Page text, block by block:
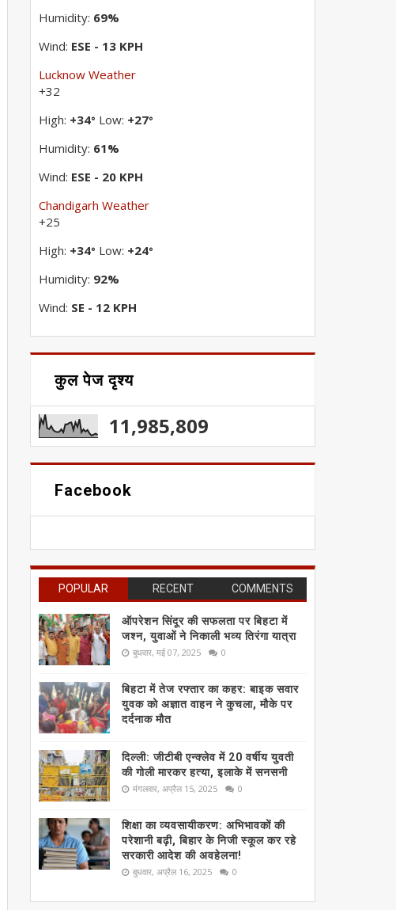
Humidity: 69%
Wind: ESE - 13 KPH
Lucknow Weather
+32
High: +34° Low: +27°
Humidity: 61%
Wind: ESE - 20 KPH
Chandigarh Weather
+25
High: +34° Low: +24°
Humidity: 92%
Wind: SE - 12 KPH
कुल पेज दृश्य
11,985,809
Facebook
POPULAR RECENT COMMENTS
ऑपरेशन सिंदूर की सफलता पर बिहटा में
जश्न, युवाओं ने निकाली भव्य तिरंगा यात्रा
बुधवार, मई 07, 2025 0
बिहटा में तेज रफ्तार का कहर: बाइक सवार
युवक को अज्ञात वाहन ने कुचला, मौके पर
दर्दनाक मौत
दिल्ली: जीटीबी एन्क्लेव में 20 वर्षीय युवती
की गोली मारकर हत्या, इलाके में सनसनी
मंगलवार, अप्रैल 15, 2025 0
शिक्षा का व्यवसायीकरण: अभिभावकों की
परेशानी बढ़ी, बिहार के निजी स्कूल कर रहे
सरकारी आदेश की अवहेलना!
बुधवार, अप्रैल 16, 2025 0